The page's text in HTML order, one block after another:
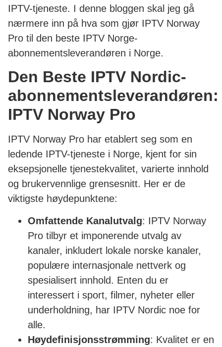
IPTV-tjeneste. I denne bloggen skal jeg gå
nærmere inn på hva som gjør IPTV Norway
Pro til den beste IPTV Norge-
abonnementsleverandøren i Norge.
Den Beste IPTV Nordic-
abonnementsleverandøren:
IPTV Norway Pro
IPTV Norway Pro har etablert seg som en
ledende IPTV-tjeneste i Norge, kjent for sin
eksepsjonelle tjenestekvalitet, varierte innhold
og brukervennlige grensesnitt. Her er de
viktigste høydepunktene:
Omfattende Kanalutvalg: IPTV Norway
Pro tilbyr et imponerende utvalg av
kanaler, inkludert lokale norske kanaler,
populære internasjonale nettverk og
spesialisert innhold. Enten du er
interessert i sport, filmer, nyheter eller
underholdning, har IPTV Nordic noe for
alle.
Høydefinisjonsstrømming: Kvalitet er en